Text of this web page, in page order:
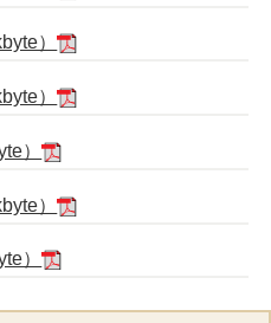
）
）
）
）
）